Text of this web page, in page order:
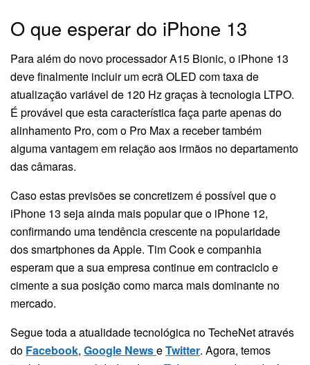
O que esperar do iPhone 13
Para além do novo processador A15 Bionic, o iPhone 13
deve finalmente incluir um ecrã OLED com taxa de
atualização variável de 120 Hz graças à tecnologia LTPO.
É provável que esta característica faça parte apenas do
alinhamento Pro, com o Pro Max a receber também
alguma vantagem em relação aos irmãos no departamento
das câmaras.
Caso estas previsões se concretizem é possível que o
iPhone 13 seja ainda mais popular que o iPhone 12,
confirmando uma tendência crescente na popularidade
dos smartphones da Apple. Tim Cook e companhia
esperam que a sua empresa continue em contraciclo e
cimente a sua posição como marca mais dominante no
mercado.
Segue toda a atualidade tecnológica no TecheNet através
do Facebook, Google NewseTwitter. Agora, temos